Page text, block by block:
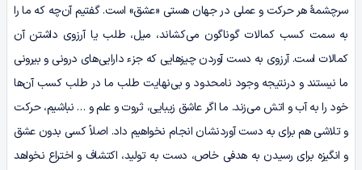
سرچشمۀ هر حرکت و عملی در جهان هستی «عشق» است. گفتیم آن‌چه که ما را
به سمت کسب کمالات گوناگون می‌کشاند، میل، طلب یا آرزوی داشتن آن
کمالات است. آرزوی به دست آوردن چیزهایی که جزء دارایی‌های درونی و بیرونی
ما نیستند و درنتیجه وجود نامحدود و بی‌نهایت طلب ما در طلب کسب آن‌ها
خود را به آب و اتش می‌زند. ما اگر عاشق زیبایی، ثروت و علم و … نباشیم، حرکت
و تلاشی هم برای به دست آوردنشان انجام نخواهیم داد. اصلاً کسی بدون عشق
و انگیزه برای رسیدن به هدفی خاص، دست به تولید، اکتشاف و اختراع نخواهد